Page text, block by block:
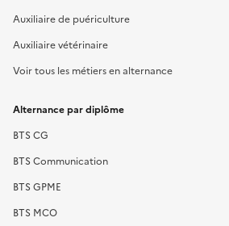
Auxiliaire de puériculture
Auxiliaire vétérinaire
Voir tous les métiers en alternance
Alternance par diplôme
BTS CG
BTS Communication
BTS GPME
BTS MCO